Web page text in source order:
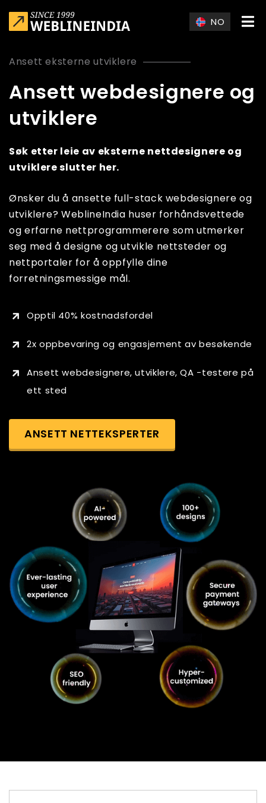
NO
Ansett eksterne utviklere
Ansett webdesignere og
utviklere
Søk etter leie av eksterne nettdesignere og
utviklere slutter her.
Ønsker du å ansette full-stack webdesignere og
utviklere? WeblineIndia huser forhåndsvettede
og erfarne nettprogrammerere som utmerker
seg med å designe og utvikle nettsteder og
nettportaler for å oppfylle dine
forretningsmessige mål.
Opptil 40% kostnadsfordel
2x oppbevaring og engasjement av besøkende
Ansett webdesignere, utviklere, QA -testere på
ett sted
ANSETT NETTEKSPERTER